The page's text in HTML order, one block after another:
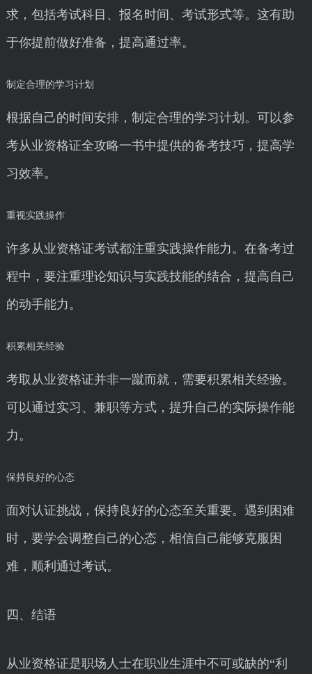
求，包括考试科目、报名时间、考试形式等。这有助
于你提前做好准备，提高通过率。
制定合理的学习计划
根据自己的时间安排，制定合理的学习计划。可以参
考从业资格证全攻略一书中提供的备考技巧，提高学
习效率。
重视实践操作
许多从业资格证考试都注重实践操作能力。在备考过
程中，要注重理论知识与实践技能的结合，提高自己
的动手能力。
积累相关经验
考取从业资格证并非一蹴而就，需要积累相关经验。
可以通过实习、兼职等方式，提升自己的实际操作能
力。
保持良好的心态
面对认证挑战，保持良好的心态至关重要。遇到困难
时，要学会调整自己的心态，相信自己能够克服困
难，顺利通过考试。
四、结语
从业资格证是职场人士在职业生涯中不可或缺的“利